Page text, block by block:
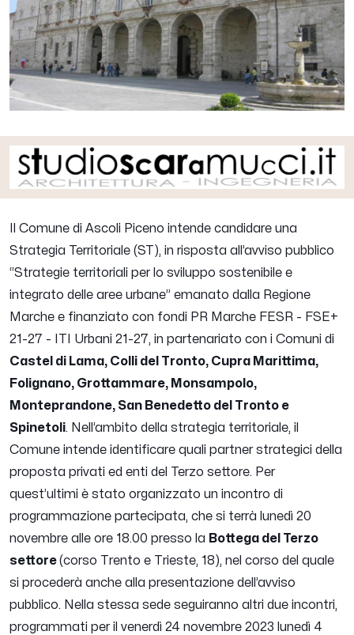
Il Comune di Ascoli Piceno intende candidare una
Strategia Territoriale (ST), in risposta all’avviso pubblico
“Strategie territoriali per lo sviluppo sostenibile e
integrato delle aree urbane” emanato dalla Regione
Marche e finanziato con fondi PR Marche FESR - FSE+
21-27 - ITI Urbani 21-27, in partenariato con i Comuni di
Castel di Lama, Colli del Tronto, Cupra Marittima,
Folignano, Grottammare, Monsampolo,
Monteprandone, San Benedetto del Tronto e
Spinetoli. Nell’ambito della strategia territoriale, il
Comune intende identificare quali partner strategici della
proposta privati ed enti del Terzo settore. Per
quest’ultimi è stato organizzato un incontro di
programmazione partecipata, che si terrà lunedì 20
novembre alle ore 18.00 presso la Bottega del Terzo
settore(corso Trento e Trieste, 18), nel corso del quale
si procederà anche alla presentazione dell’avviso
pubblico. Nella stessa sede seguiranno altri due incontri,
programmati per il venerdì 24 novembre 2023 lunedì 4